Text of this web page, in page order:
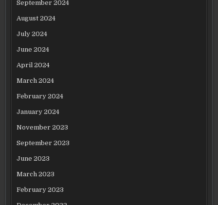
September 2024
August 2024
July 2024
June 2024
April 2024
March 2024
February 2024
January 2024
November 2023
September 2023
June 2023
March 2023
February 2023